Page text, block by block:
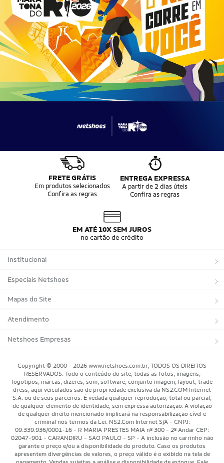
FRETE GRÁTIS
Em produtos selecionados
Confira as regras
ENTREGA EXPRESSA
A partir de 2 dias úteis
Confira as regras
EM ATÉ 10X SEM JUROS
no cartão de crédito
Institucional
Sobre a Netshoes
Política de Privacidade
Programa de Afiliados
Regulamentos
Programa de Integridade
Blog
Black Friday Magalu
Black Friday Netshoes
Lojas Físicas
Especiais Netshoes
Suplementos
Corrida
Bicicletas
Basquete
Motorsport
Saúde Bem-Estar
Aventura
Mapas do Site
Marcas
Tipos de Produtos
Atendimento
Trocas e devoluções
Minha Conta
Meus Pedidos
Pagamentos
Cancelamentos
Segurança & Privacidade
Netshoes Empresas
Copyright © 2000 - 2026 www.netshoes.com.br, TODOS OS DIREITOS
RESERVADOS. Todo o conteúdo do site, todas as fotos, imagens,
logotipos, marcas, dizeres, som, software, conjunto imagem, layout, trade
dress, aqui veiculados são de propriedade exclusiva da NS2.COM Internet
S.A. ou de seus parceiros. É vedada qualquer reprodução, total ou parcial,
de qualquer elemento de identidade, sem expressa autorização. A violação
de qualquer direito mencionado implicará na responsabilização cível e
criminal nos termos da Lei. NS2.Com Internet S/A - CNPJ:
09.339.936/0001-16 - R MARIA PRESTES MAIA nº 300 - 2º Andar CEP:
02047-901 - CARANDIRU - SAO PAULO - SP - A inclusão no carrinho não
garante o preço e/ou a disponibilidade do produto. Caso os produtos
apresentem divergências de valores, o preço válido é o exibido na tela de